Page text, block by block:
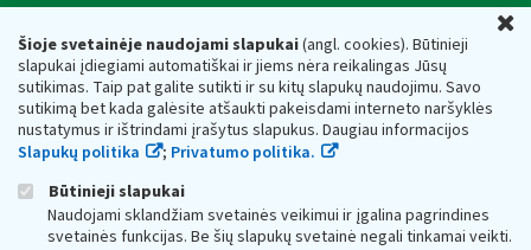
Šioje svetainėje naudojami slapukai(angl. cookies). Būtinieji
slapukai įdiegiami automatiškai ir jiems nėra reikalingas Jūsų
sutikimas. Taip pat galite sutikti ir su kitų slapukų naudojimu. Savo
sutikimą bet kada galėsite atšaukti pakeisdami interneto naršyklės
nustatymus ir ištrindami įrašytus slapukus. Daugiau informacijos
Slapukų politika
; Privatumo politika.
Būtinieji slapukai
Naudojami sklandžiam svetainės veikimui ir įgalina pagrindines
svetainės funkcijas. Be šių slapukų svetainė negali tinkamai veikti.
Valstybinė mokesčių inspekcija prie Lietuvos
Respublikos finansų ministerijos
Biudžetinė įstaiga. Juridinio asmens kodas — 188659752,
adresas: Vasario 16-osios g. 14, 01107 Vilnius, Lietuva, el.paštas:
vmi@vmi.lt , E. pristatymo dėžutės adresas 188659752
Duomenys apie Valstybinę mokesčių inspekciją prie Lietuvos
Respublikos finansų ministerijos kaupiami ir saugomi Juridinių